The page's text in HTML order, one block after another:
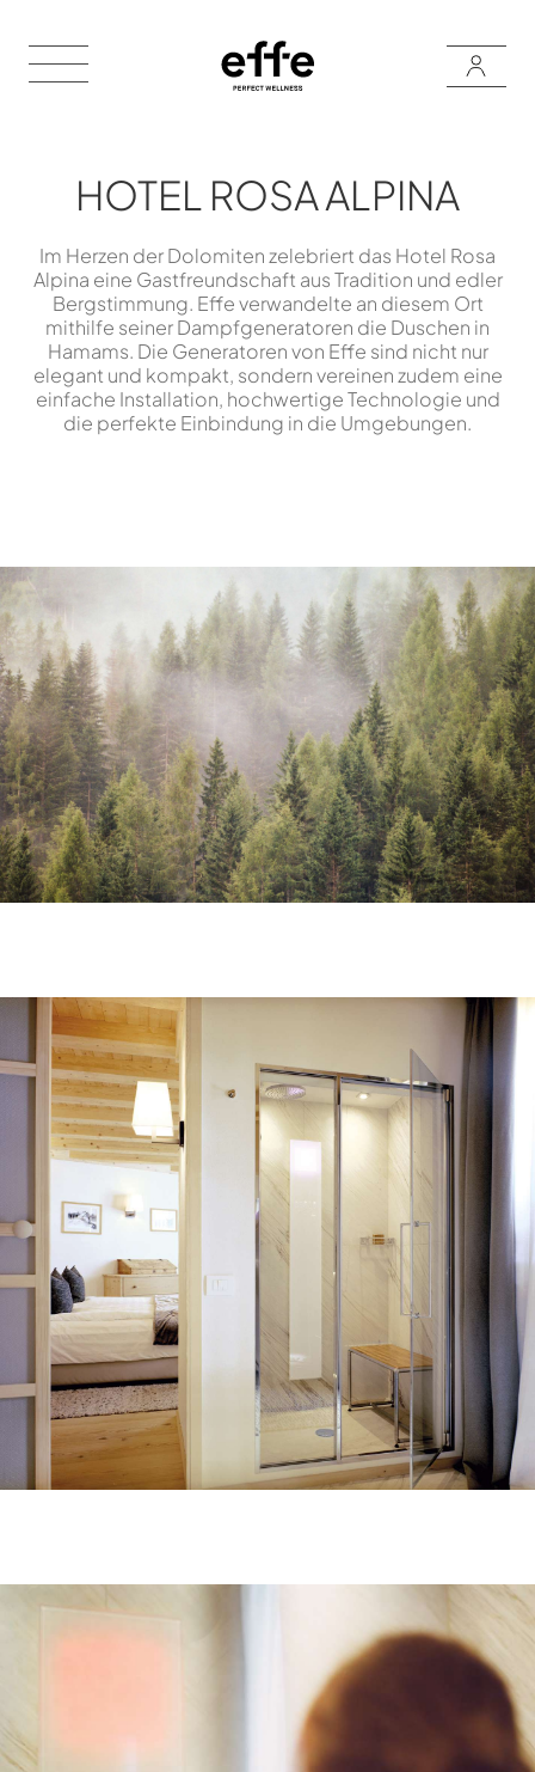
HOTEL ROSA ALPINA
Im Herzen der Dolomiten zelebriert das Hotel Rosa
Alpina eine Gastfreundschaft aus Tradition und edler
Bergstimmung. Effe verwandelte an diesem Ort
mithilfe seiner Dampfgeneratoren die Duschen in
Hamams. Die Generatoren von Effe sind nicht nur
elegant und kompakt, sondern vereinen zudem eine
einfache Installation, hochwertige Technologie und
die perfekte Einbindung in die Umgebungen.